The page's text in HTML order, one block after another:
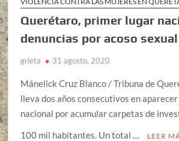
Querétaro, primer lugar
denuncias por acoso sexual
grieta 31 agosto, 2020
Mánelick Cruz Blanco / Tribuna de
lleva dos años consecutivos en
nacional por acumular carpetas de
100 mil habitantes. Un total …
LEER